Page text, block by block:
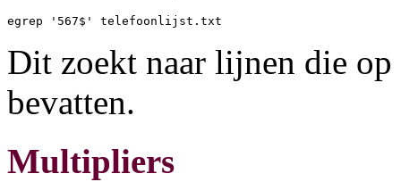
Dit zoekt naar lijnen die
bevatten.
Multipliers